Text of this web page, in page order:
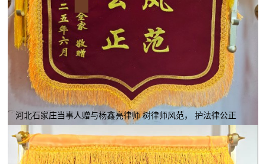
河北石家庄当事人赠与杨鑫亮律师 树律师风范， 护法律公正